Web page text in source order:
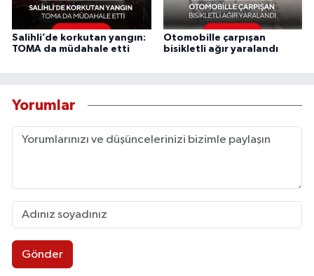
Salihli’de korkutan yangın:
TOMA da müdahale etti
Otomobille çarpışan
bisikletli ağır yaralandı
Yorumlar
Gönder